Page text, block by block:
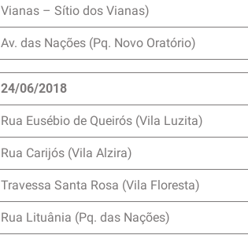
Vianas – Sítio dos Vianas)
Av. das Nações (Pq. Novo Oratório)
24/06/2018
Rua Eusébio de Queirós (Vila Luzita)
Rua Carijós (Vila Alzira)
Travessa Santa Rosa (Vila Floresta)
Rua Lituânia (Pq. das Nações)